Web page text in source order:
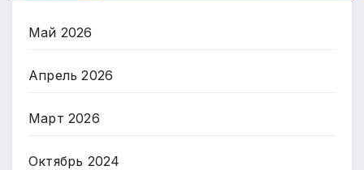
Май 2026
Апрель 2026
Март 2026
Октябрь 2024